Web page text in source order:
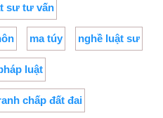
sư tư vấn
ma túy nghề luật sư
luật
chấp đất đai